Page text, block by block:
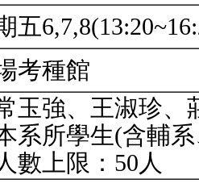
五
考種館
玉強、王淑珍、
系所學生(含輔
數上限：50人